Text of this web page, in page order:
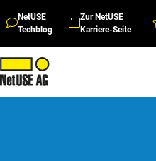
NetUSE
Techblog
Zur NetUSE
Karriere-Seite